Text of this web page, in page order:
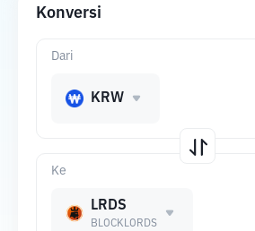
Konversi
Ke
LRDS
BLOCKLORDS
Dari
KRW